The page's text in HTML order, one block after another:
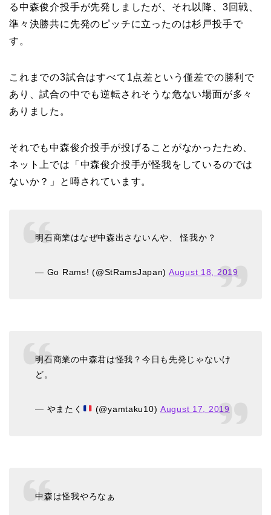
る中森俊介投手が先発しましたが、それ以降、3回戦、
準々決勝共に先発のピッチに立ったのは杉戸投手で
す。
これまでの3試合はすべて1点差という僅差での勝利で
あり、試合の中でも逆転されそうな危ない場面が多々
ありました。
それでも中森俊介投手が投げることがなかったため、
ネット上では「中森俊介投手が怪我をしているのでは
ないか？」と噂されています。
明石商業はなぜ中森出さないんや、 怪我か？
— Go Rams! (@StRamsJapan) August 18, 2019
明石商業の中森君は怪我？今日も先発じゃないけ
ど。
— やまたく (@yamtaku10) August 17, 2019
中森は怪我やろなぁ